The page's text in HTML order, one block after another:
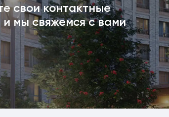
свои контактные
мы свяжемся с вами